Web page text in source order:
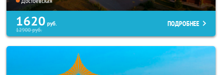
1620 руб.
12900руб.
ПОДРОБНЕЕ